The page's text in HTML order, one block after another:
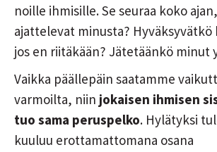
noille ihmisille. Se seuraa koko
ajattelevat minusta? Hyväksyvätkö
jos en riitäkään? Jätetäänkö minut
Vaikka päällepäin saatamme
varmoilta, niin jokaisen ihmisen
tuo sama peruspelko. Hylätyksi
kuuluu erottamattomana osana